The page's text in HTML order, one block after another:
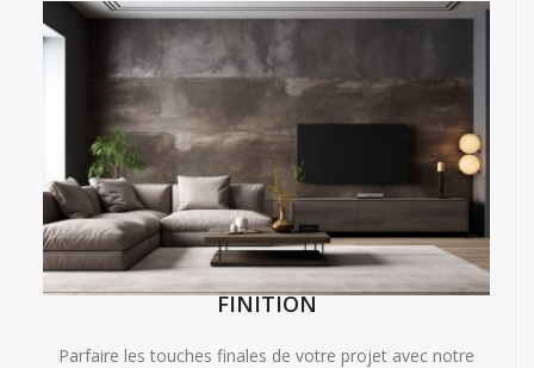
FINITION
Parfaire les touches finales de votre projet avec notre